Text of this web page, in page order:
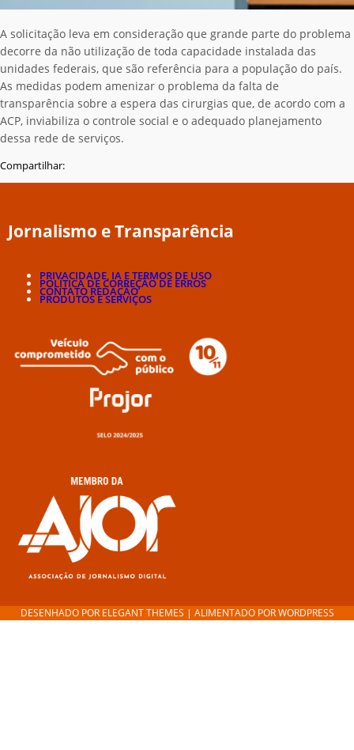
A solicitação leva em consideração que grande parte do problema
decorre da não utilização de toda capacidade instalada das
unidades federais, que são referência para a população do país.
As medidas podem amenizar o problema da falta de
transparência sobre a espera das cirurgias que, de acordo com a
ACP, inviabiliza o controle social e o adequado planejamento
dessa rede de serviços.
Compartilhar:
Jornalismo e Transparência
PRIVACIDADE, IA E TERMOS DE USO
POLÍTICA DE CORREÇÃO DE ERROS
CONTATO REDAÇÃO
PRODUTOS E SERVIÇOS
DESENHADO POR ELEGANT THEMES | ALIMENTADO PORWORDPRESS